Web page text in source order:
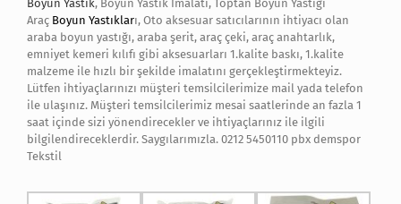
Boyun Yastık, Boyun Yastık İmalatı, Toptan Boyun Yastığı
Araç Boyun Yastıkları, Oto aksesuar satıcılarının ihtiyacı olan
araba boyun yastığı, araba şerit, araç çeki, araç anahtarlık,
emniyet kemeri kılıfı gibi aksesuarları 1.kalite baskı, 1.kalite
malzeme ile hızlı bir şekilde imalatını gerçekleştirmekteyiz.
Lütfen ihtiyaçlarınızı müşteri temsilcilerimize mail yada telefon
ile ulaşınız. Müşteri temsilcilerimiz mesai saatlerinde an fazla 1
saat içinde sizi yönendirecekler ve ihtiyaçlarınız ile ilgili
bilgilendireceklerdir. Saygılarımızla. 0212 5450110 pbx demspor
Tekstil